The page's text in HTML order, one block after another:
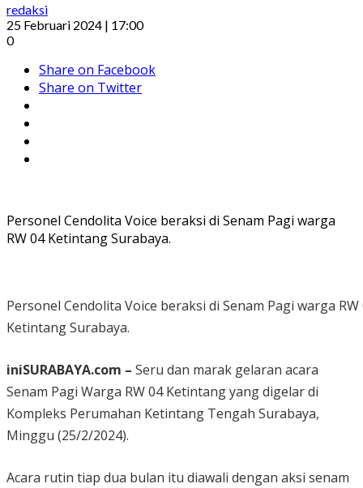
redaksi
25 Februari 2024 | 17:00
0
Share on Facebook
Share on Twitter
Personel Cendolita Voice beraksi di Senam Pagi warga
RW 04 Ketintang Surabaya.
Personel Cendolita Voice beraksi di Senam Pagi warga RW
Ketintang Surabaya.
iniSURABAYA.com – Seru dan marak gelaran acara
Senam Pagi Warga RW 04 Ketintang yang digelar di
Kompleks Perumahan Ketintang Tengah Surabaya,
Minggu (25/2/2024).
Acara rutin tiap dua bulan itu diawali dengan aksi senam